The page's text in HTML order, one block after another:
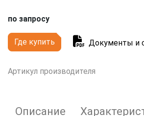
по запросу
Где купить Документы и
Артикул производителя
Описание